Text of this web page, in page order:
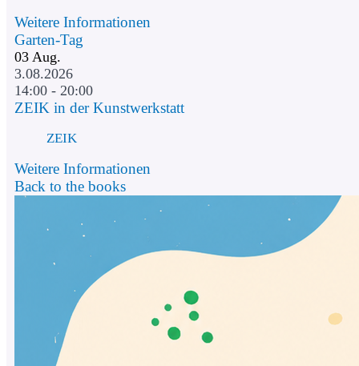
Weitere Informationen
Garten-Tag
03 Aug.
3.08.2026
14:00 - 20:00
ZEIK in der Kunstwerkstatt
ZEIK
Weitere Informationen
Back to the books